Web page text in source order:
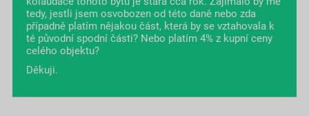
tedy, jestli jsem osvobozen od této daně nebo zda
případně platím nějakou část, která by se vztahovala k
té původní spodní části? Nebo platím 4% z kupní ceny
celého objektu?
Děkuji.